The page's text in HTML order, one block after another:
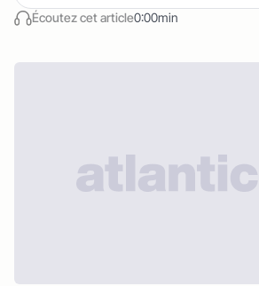
Écoutez cet article0:00min